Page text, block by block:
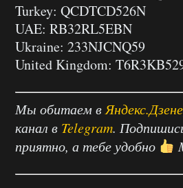
Turkey: QCDTCD526N
UAE: RB32RL5EBN
Ukraine: 233NJCNQ59
United Kingdom:
Мы обитаем в Яндекс.Дзене
канал в Telegram.
приятно, а тебе удобно